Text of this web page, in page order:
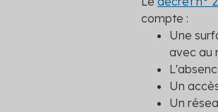
compte :
Une
avec au
Un
Un